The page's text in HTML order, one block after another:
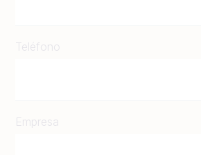
Teléfono
Empresa